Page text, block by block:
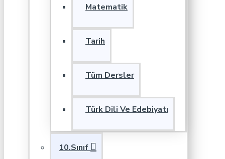
Matematik
Tarih
Tüm Dersler
Türk Dili Ve Edebiyatı
10.Sınıf